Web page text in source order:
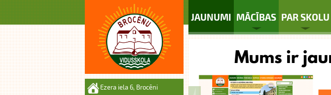
JAUNUMI MĀCĪBAS PAR SKOLU
Ezera iela 6, Brocēni